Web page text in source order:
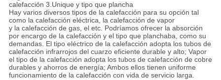
calefacción 3.Unique y tipo que plancha
Hay varios diversos tipos de la calefacción para su opción tal
como la calefacción eléctrica, la calefacción de vapor
y la calefacción de gas, el etc. Podríamos ofrecer la absorción
por encargo de la calefacción y el tipo que planchaba, como su
demandas. El tipo eléctrico de la calefacción adopta los tubos de
calefacción infrarrojos del cuarzo eficiente durable y alto; Vapor
el tipo de la calefacción adopta los tubos de calefacción de cobre
durables y ahorros de energía; Ambos ellos tienen uniforme
funcionamiento de la calefacción con vida de servicio larga.